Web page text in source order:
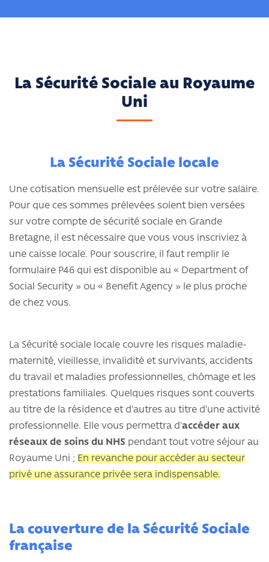
La Sécurité Sociale au Royaume
Uni
La Sécurité Sociale locale
Une cotisation mensuelle est prélevée sur votre salaire.
Pour que ces sommes prélevées soient bien versées
sur votre compte de sécurité sociale en Grande
Bretagne, il est nécessaire que vous vous inscriviez à
une caisse locale. Pour souscrire, il faut remplir le
formulaire P46 qui est disponible au « Department of
Social Security » ou « Benefit Agency » le plus proche
de chez vous.
La Sécurité sociale locale couvre les risques maladie-
maternité, vieillesse, invalidité et survivants, accidents
du travail et maladies professionnelles, chômage et les
prestations familiales. Quelques risques sont couverts
au titre de la résidence et d’autres au titre d’une activité
professionnelle. Elle vous permettra d'accéder aux
réseaux de soins du NHS pendant tout votre séjour au
Royaume Uni ; En revanche pour accéder au secteur
privé une assurance privée sera indispensable.
La couverture de la Sécurité Sociale
française